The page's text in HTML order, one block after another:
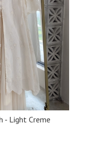
- Light Creme